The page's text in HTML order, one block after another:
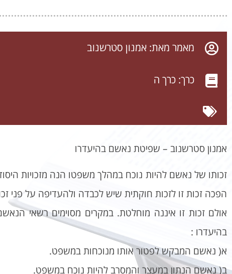
מאמר מאת: אמנון סטרשנוב
כרך: כרך ה
אמנון סטרשנוב – שפיטת נאשם בהיעדרו
הפכה זכות זו לזכות חוקתית שיש לכבדה ולהעדיפה על פני
אולם זכות זו איננה מוחלטת. במקרים מסוימים רשאי
בהיעדרו :
א( נאשם המבקש לפטור אותו מנוכחות במשפט.
ב( נאשם הנתון במעצר והמסרב להיות נוכח במשפט.